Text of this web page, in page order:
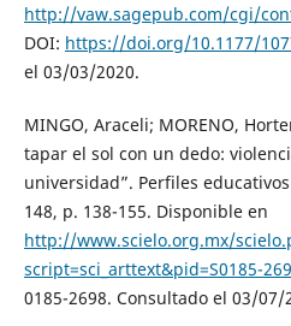
http://vaw.sagepub.com/cgi/
DOI: https://doi.org/10.1177/
el 03/03/2020.
MINGO, Araceli; MORENO,
tapar el sol con un dedo:
universidad”. Perfiles
148, p. 138-155. Disponible en
http://www.scielo.org.mx/
script=sci_arttext&pid=S0185-
0185-2698. Consultado el 03/07/